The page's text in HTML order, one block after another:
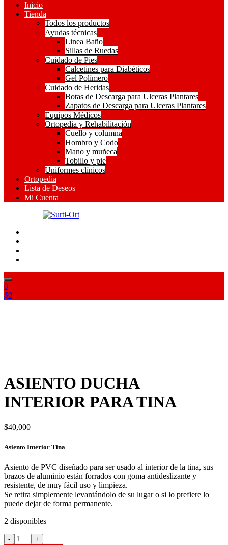
Inicio
Tienda
Todos los productos
Ayudas técnicas
Linea Baño
Sillas de Ruedas
Cuidado de Pies
Calcetines para Diabéticos
Gel Polímero
Cuidado de Heridas
Botas de Descarga para Ulceras Plantares
Zapatos de Descarga para Ulceras Plantares
Equipos Médicos
Ortopedia y Rehabilitación
Cuello y columna
Hombro y Codo
Mano y muñeca
Tobillo y pie
Uniformes clínicos
Ortopedia
Lista de Deseos
Mi Cuenta
0
$0
ASIENTO DUCHA
INTERIOR PARA TINA
$40,000
Asiento Interior Tina
Asiento de PVC diseñado para ser usado al interior de la tina, sus
brazos de aluminio están forrados con goma antideslizante y
resistente, de muy fácil uso y limpieza.
Se retira simplemente levantándolo de su lugar o si lo prefiere lo
puede dejar de forma permanente.
2 disponibles
ASIENTO